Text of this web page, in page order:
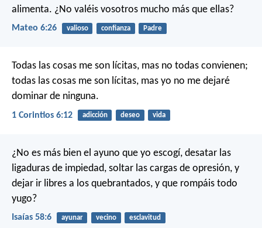
alimenta. ¿No valéis vosotros mucho más que ellas?
Mateo 6:26 valioso confianza Padre
Todas las cosas me son lícitas, mas no todas convienen;
todas las cosas me son lícitas, mas yo no me dejaré
dominar de ninguna.
1 Corintios 6:12 adicción deseo vida
¿No es más bien el ayuno que yo escogí, desatar las
ligaduras de impiedad, soltar las cargas de opresión, y
dejar ir libres a los quebrantados, y que rompáis todo
yugo?
Isaías 58:6 ayunar vecino esclavitud